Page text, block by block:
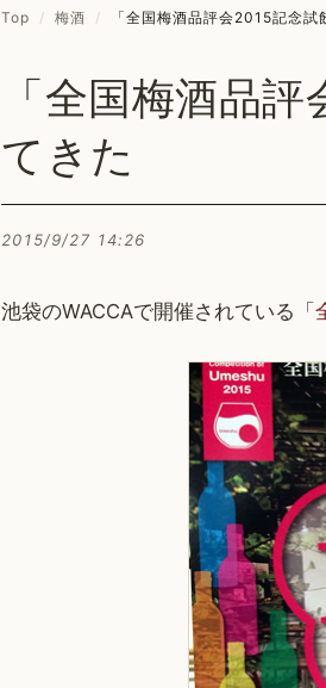
Top / 梅酒 / 「全国梅酒品評会2015記念試
「全国梅酒品
てきた
2015/9/27 14:26
池袋のWACCAで開催されている「